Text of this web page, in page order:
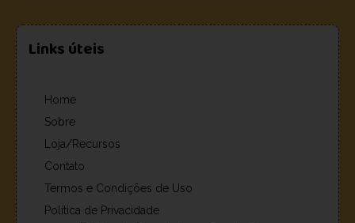
Links úteis
Home
Sobre
Loja/Recursos
Contato
Termos e Condições de Uso
Política de Privacidade